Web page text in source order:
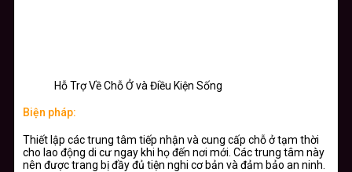
Hỗ Trợ Về Chỗ Ở và Điều Kiện Sống
Biện pháp:
Thiết lập các trung tâm tiếp nhận và cung cấp chỗ ở tạm thời
cho lao động di cư ngay khi họ đến nơi mới. Các trung tâm này
nên được trang bị đầy đủ tiện nghi cơ bản và đảm bảo an ninh.